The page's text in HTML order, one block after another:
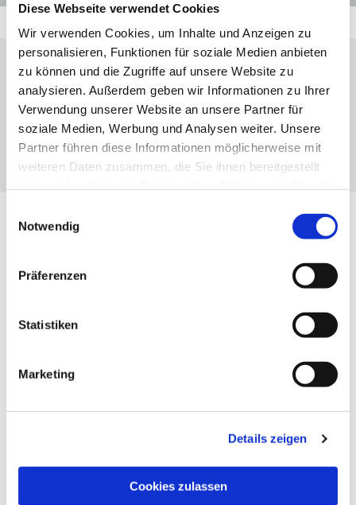
Diese Webseite verwendet Cookies
Wir verwenden Cookies, um Inhalte und Anzeigen zu
personalisieren, Funktionen für soziale Medien anbieten
zu können und die Zugriffe auf unsere Website zu
analysieren. Außerdem geben wir Informationen zu Ihrer
Verwendung unserer Website an unsere Partner für
soziale Medien, Werbung und Analysen weiter. Unsere
Partner führen diese Informationen möglicherweise mit
weiteren Daten zusammen, die Sie ihnen bereitgestellt
Notwendig
Präferenzen
Statistiken
Marketing
Details zeigen
Cookies zulassen
Samstag, 29. August 2026, 17:00 Uhr
Kapelle Haus Elisabeth, Rolfestraße 30–
40, 35683 Dillenburg